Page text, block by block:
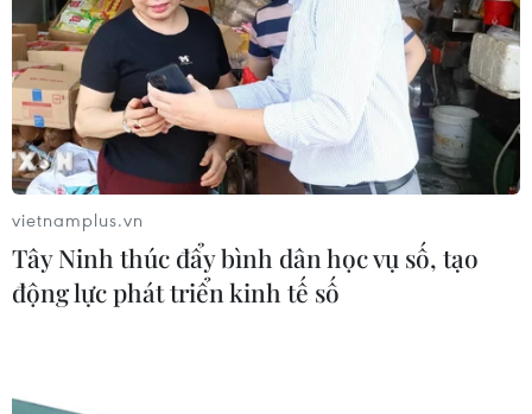
thành viên của hiệp định, cũng như nhập khẩu được
nguồn nguyên liệu dồi dào từ các nước này.
vietnamplus.vn
Tây Ninh thúc đẩy bình dân học vụ số, tạo
động lực phát triển kinh tế số